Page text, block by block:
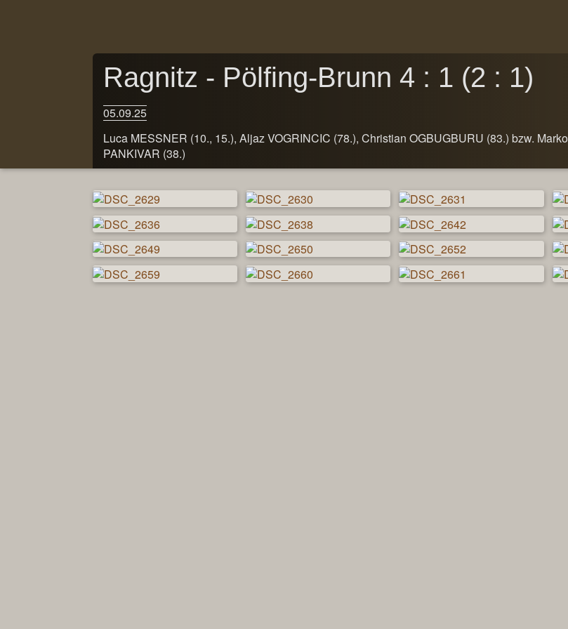
Ragnitz - Pölfing-Brunn 4 : 1 (2 : 1)
05.09.25
Luca MESSNER (10., 15.), Aljaz VOGRINCIC (78.), Christian OGBUGBURU (83.) bzw. Marko
PANKIVAR (38.)